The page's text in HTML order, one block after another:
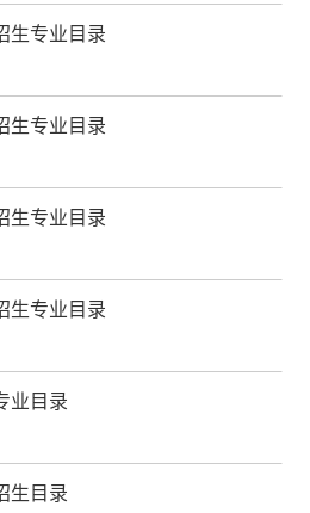
生专业目录
生专业目录
生专业目录
生专业目录
业目录
生目录